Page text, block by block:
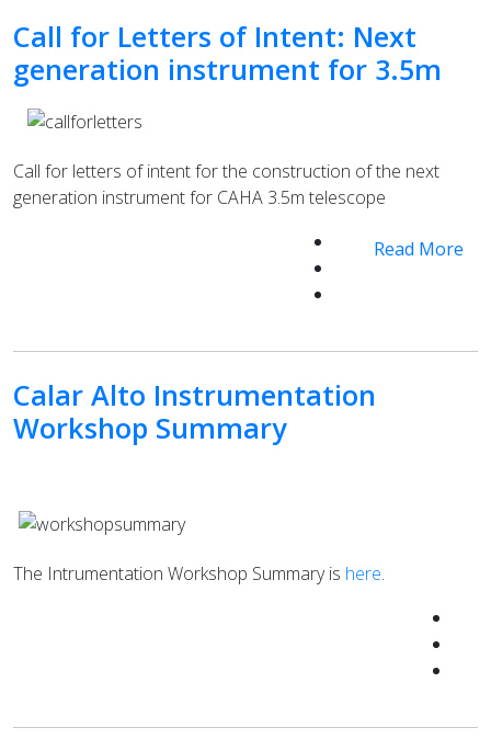
Call for Letters of Intent: Next
generation instrument for 3.5m
Call for letters of intent for the construction of the next
generation instrument for CAHA 3.5m telescope
Read More
Calar Alto Instrumentation
Workshop Summary
The Intrumentation Workshop Summary is here.